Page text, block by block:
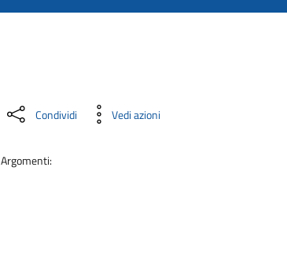
Condividi Vedi azioni
Argomenti: